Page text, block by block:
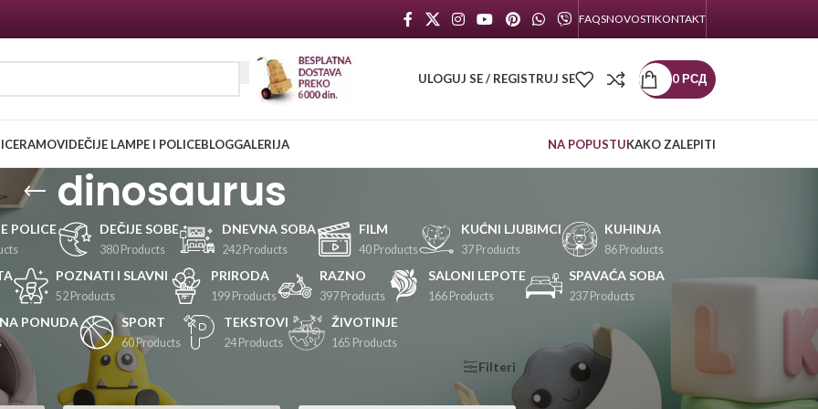
FAQSNOVOSTIKONTAKT
ULOGUJ SE / REGISTRUJ SE 0РСД
RAMOVIDEČIJE LAMPE I POLICEBLOGGALERIJA NA POPUSTUKAKO ZALEPITI
dinosaurus
POLICE DEČIJE SOBE
380 Products
DNEVNA SOBA
242 Products
FILM
40 Products
KUĆNI LJUBIMCI
37 Products
KUHINJA
86 Products
POZNATI I SLAVNI
52 Products
PRIRODA
199 Products
RAZNO
397 Products
SALONI LEPOTE
166 Products
SPAVAĆA SOBA
237 Products
PONUDA SPORT
60 Products
TEKSTOVI
24 Products
ŽIVOTINJE
165 Products
Filteri
KATEGORIJE
PROIZVODA